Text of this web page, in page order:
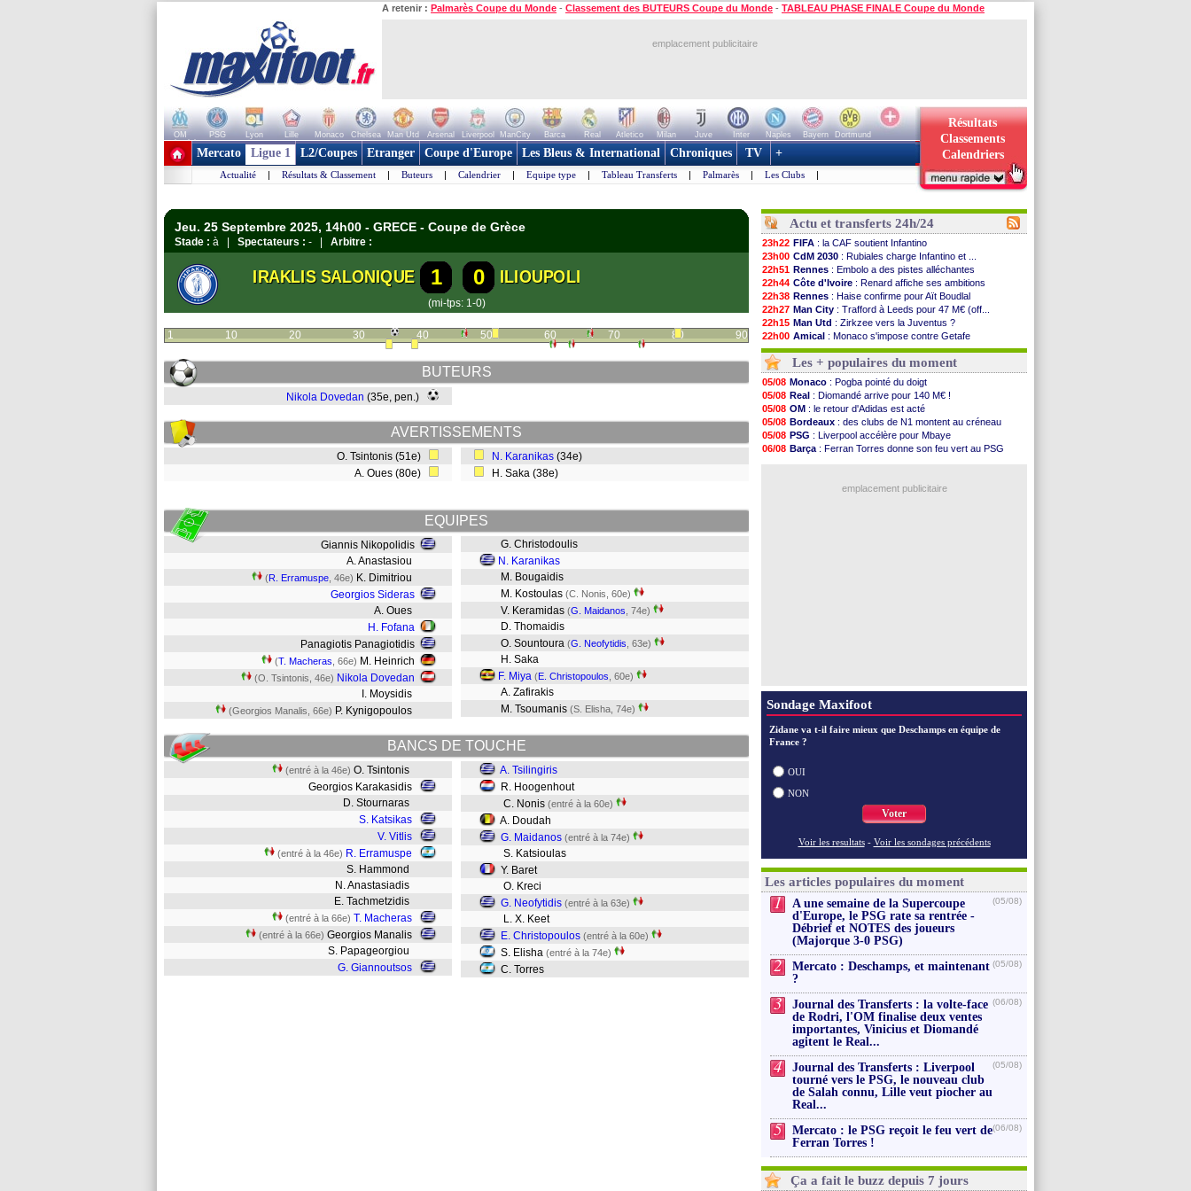
A retenir : Palmarès Coupe du Monde - Classement des BUTEURS Coupe du Monde - TABLEAU PHASE FINALE Coupe du Monde
emplacement publicitaire
OM PSG Lyon Lille Monaco Chelsea Man Utd Arsenal Liverpool ManCity Barca Real Atletico Milan Juve Inter Naples Bayern
Dortmund
+ de clubs
Résultats
Classements
Calendriers
Mercato Ligue 1 L2/Coupes Etranger Coupe d'Europe Les Bleus & International Chroniques TV +
Actualité | Résultats & Classement | Buteurs | Calendrier | Equipe type | Tableau Transferts | Palmarès | Les Clubs |
Jeu. 25 Septembre 2025, 14h00 - GRECE - Coupe de Grèce
Stade : à | Spectateurs : - | Arbitre :
IRAKLIS SALONIQUE 1 0 ILIOUPOLI
(mi-tps: 1-0)
1 10 20 30 40 50 60 70 80 90
BUTEURS
Nikola Dovedan (35e, pen.)
AVERTISSEMENTS
O. Tsintonis (51e)
A. Oues (80e)
N. Karanikas (34e)
H. Saka (38e)
EQUIPES
Giannis Nikopolidis
A. Anastasiou
(R. Erramuspe , 46e) K. Dimitriou
Georgios Sideras
A. Oues
H. Fofana
Panagiotis Panagiotidis
(T. Macheras , 66e) M. Heinrich
(O. Tsintonis, 46e) Nikola Dovedan
I. Moysidis
(Georgios Manalis, 66e) P. Kynigopoulos
G. Christodoulis
N. Karanikas
M. Bougaidis
M. Kostoulas (C. Nonis, 60e)
V. Keramidas (G. Maidanos , 74e)
D. Thomaidis
O. Sountoura (G. Neofytidis , 63e)
H. Saka
F. Miya (E. Christopoulos , 60e)
A. Zafirakis
M. Tsoumanis (S. Elisha, 74e)
BANCS DE TOUCHE
(entré à la 46e) O. Tsintonis
Georgios Karakasidis
D. Stournaras
S. Katsikas
V. Vitlis
(entré à la 46e) R. Erramuspe
S. Hammond
N. Anastasiadis
E. Tachmetzidis
(entré à la 66e) T. Macheras
(entré à la 66e) Georgios Manalis
S. Papageorgiou
G. Giannoutsos
A. Tsilingiris
R. Hoogenhout
C. Nonis (entré à la 60e)
A. Doudah
G. Maidanos (entré à la 74e)
S. Katsioulas
Y. Baret
O. Kreci
G. Neofytidis (entré à la 63e)
L. X. Keet
E. Christopoulos (entré à la 60e)
S. Elisha (entré à la 74e)
C. Torres
Actu et transferts 24h/24
23h22 FIFA : la CAF soutient Infantino
23h00 CdM 2030 : Rubiales charge Infantino et ...
22h51 Rennes : Embolo a des pistes alléchantes
22h44 Côte d'Ivoire : Renard affiche ses ambitions
22h38 Rennes : Haise confirme pour Aït Boudlal
22h27 Man City : Trafford à Leeds pour 47 M€ (off...
22h15 Man Utd : Zirkzee vers la Juventus ?
22h00 Amical : Monaco s'impose contre Getafe
21h48 Nantes: Der Zakarian et sa relation avec Kita
21h39
OM: le club prêt à libérer Kondogbia ?
21h26 Monaco: le message touchant d'Akliouche
21h05
FIFA: Tebas en remet une couche
20h47
FIFA : l'UEFA maintient la pression
20h30
PSG: Tebas encense Luis Enrique
20h18
Real: Vinicius jusqu'en 2032 (officiel)
20h04
Lyon: Mangala va rejoindre Getafe
19h47
OM: une offre refusée pour Aguerd
: Akliouche a signé (officiel)
Les + populaires du moment
05/08 Monaco : Pogba pointé du doigt
05/08 Real : Diomandé arrive pour 140 M€ !
05/08 OM : le retour d'Adidas est acté
05/08 Bordeaux : des clubs de N1 montent au créneau
05/08 PSG : Liverpool accélère pour Mbaye
06/08 Barça : Ferran Torres donne son feu vert au PSG
emplacement publicitaire
Sondage Maxifoot
Zidane va t-il faire mieux que Deschamps en équipe de
France ?
OUI
NON
Voter
Voir les resultats - Voir les sondages précédents
Les articles populaires du moment
1
A une semaine de la Supercoupe
d'Europe, le PSG rate sa rentrée -
Débrief et NOTES des joueurs
(Majorque 3-0 PSG)
(05/08)
2
Mercato : Deschamps, et maintenant
?
(05/08)
3
Journal des Transferts : la volte-face
de Rodri, l'OM finalise deux ventes
importantes, Vinicius et Diomandé
agitent le Real...
(06/08)
4
Journal des Transferts : Liverpool
tourné vers le PSG, le nouveau club
de Salah connu, Lille veut piocher au
Real...
(05/08)
5
Mercato : le PSG reçoit le feu vert de
Ferran Torres !
(06/08)
Ça a fait le buzz depuis 7 jours